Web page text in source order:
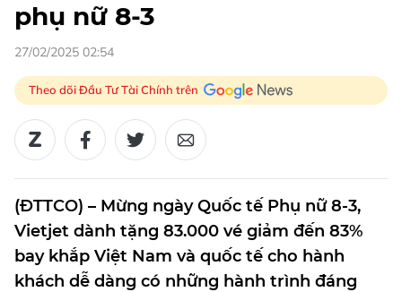
phụ nữ 8-3
27/02/2025 02:54
Theo dõi Đầu Tư Tài Chính trên
(ĐTTCO) – Mừng ngày Quốc tế Phụ nữ 8-3,
Vietjet dành tặng 83.000 vé giảm đến 83%
bay khắp Việt Nam và quốc tế cho hành
khách dễ dàng có những hành trình đáng